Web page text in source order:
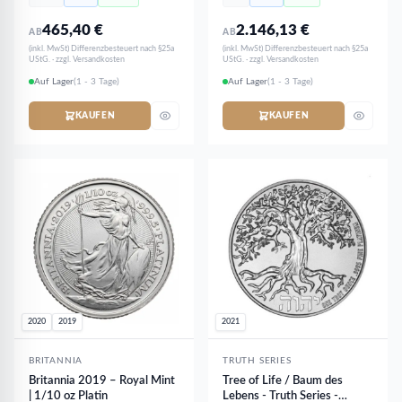
AB465,40€
(inkl. MwSt) Differenzbesteuert nach §25a
UStG. · zzgl. Versandkosten
Auf Lager(1 - 3 Tage)
KAUFEN
AB2.146,13€
(inkl. MwSt) Differenzbesteuert nach §25a
UStG. · zzgl. Versandkosten
Auf Lager(1 - 3 Tage)
KAUFEN
2020 2019
BRITANNIA
Britannia 2019 – Royal Mint
| 1/10 oz Platin
2021
TRUTH SERIES
Tree of Life / Baum des
Lebens - Truth Series -